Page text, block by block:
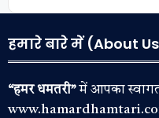
हमारे बारे में (About
“हमर धमतरी”में आपका